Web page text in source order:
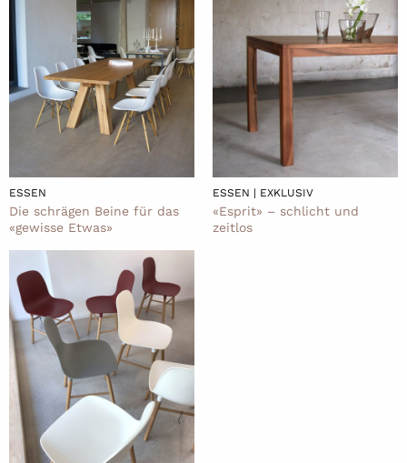
ESSEN
Die schrägen Beine für das
«gewisse Etwas»
ESSEN | EXKLUSIV
«Esprit» – schlicht und
zeitlos